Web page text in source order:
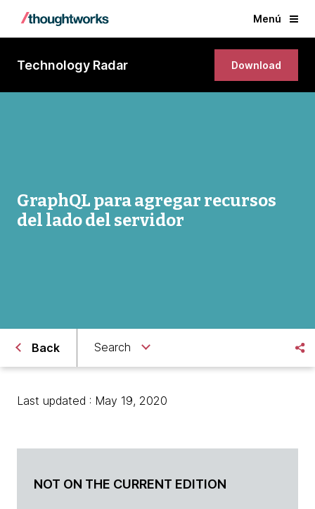
Menú
Technology Radar Download
GraphQL para agregar recursos
del lado del servidor
Back Search
Last updated : May 19, 2020
NOT ON THE CURRENT EDITION